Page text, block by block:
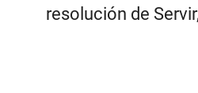
resolución de